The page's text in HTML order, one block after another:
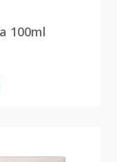
100ml